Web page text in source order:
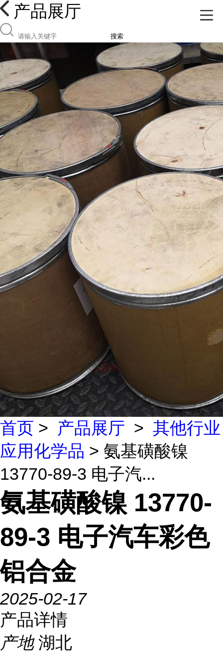
产品展厅
搜索
首页 > 产品展厅 > 其他行业
应用化学品 > 氨基磺酸镍
13770-89-3 电子汽...
氨基磺酸镍 13770-
89-3 电子汽车彩色
铝合金
2025-02-17
产品详情
产地 湖北